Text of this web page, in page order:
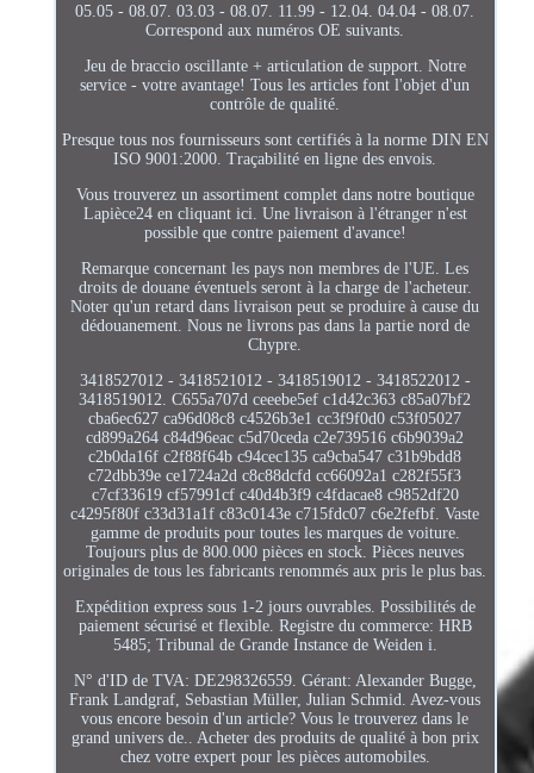
05.05 - 08.07. 03.03 - 08.07. 11.99 - 12.04. 04.04 - 08.07.
Correspond aux numéros OE suivants.
Jeu de braccio oscillante + articulation de support. Notre
service - votre avantage! Tous les articles font l'objet d'un
contrôle de qualité.
Presque tous nos fournisseurs sont certifiés à la norme DIN EN
ISO 9001:2000. Traçabilité en ligne des envois.
Vous trouverez un assortiment complet dans notre boutique
Lapièce24 en cliquant ici. Une livraison à l'étranger n'est
possible que contre paiement d'avance!
Remarque concernant les pays non membres de l'UE. Les
droits de douane éventuels seront à la charge de l'acheteur.
Noter qu'un retard dans livraison peut se produire à cause du
dédouanement. Nous ne livrons pas dans la partie nord de
Chypre.
3418527012 - 3418521012 - 3418519012 - 3418522012 -
3418519012. C655a707d ceeebe5ef c1d42c363 c85a07bf2
cba6ec627 ca96d08c8 c4526b3e1 cc3f9f0d0 c53f05027
cd899a264 c84d96eac c5d70ceda c2e739516 c6b9039a2
c2b0da16f c2f88f64b c94cec135 ca9cba547 c31b9bdd8
c72dbb39e ce1724a2d c8c88dcfd cc66092a1 c282f55f3
c7cf33619 cf57991cf c40d4b3f9 c4fdacae8 c9852df20
c4295f80f c33d31a1f c83c0143e c715fdc07 c6e2fefbf. Vaste
gamme de produits pour toutes les marques de voiture.
Toujours plus de 800.000 pièces en stock. Pièces neuves
originales de tous les fabricants renommés aux pris le plus bas.
Expédition express sous 1-2 jours ouvrables. Possibilités de
paiement sécurisé et flexible. Registre du commerce: HRB
5485; Tribunal de Grande Instance de Weiden i.
N° d'ID de TVA: DE298326559. Gérant: Alexander Bugge,
Frank Landgraf, Sebastian Müller, Julian Schmid. Avez-vous
vous encore besoin d'un article? Vous le trouverez dans le
grand univers de.. Acheter des produits de qualité à bon prix
chez votre expert pour les pièces automobiles.